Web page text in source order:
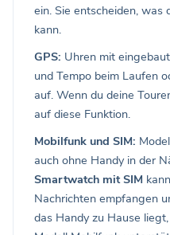
ein. Sie entscheiden,
kann.
GPS: Uhren mit
und Tempo beim Laufen
auf. Wenn du deine
auf diese Funktion.
Mobilfunk und SIM:
auch ohne Handy in der
Smartwatch mit SIM
Nachrichten empfangen
das Handy zu Hause